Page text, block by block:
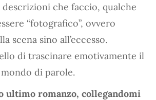
descrizioni che faccio, qualche
“fotografico”, ovvero
scena sino all’eccesso.
di trascinare emotivamente il
di parole.
ultimo romanzo, collegandomi